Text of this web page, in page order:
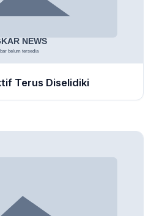
Terus Diselidiki